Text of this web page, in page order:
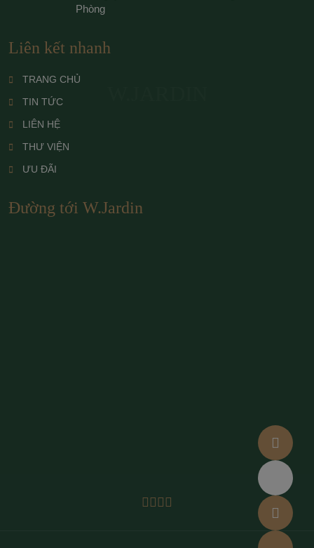
Phòng
Liên kết nhanh
TRANG CHỦ
TIN TỨC
LIÊN HỆ
THƯ VIỆN
ƯU ĐÃI
Đường tới W.Jardin